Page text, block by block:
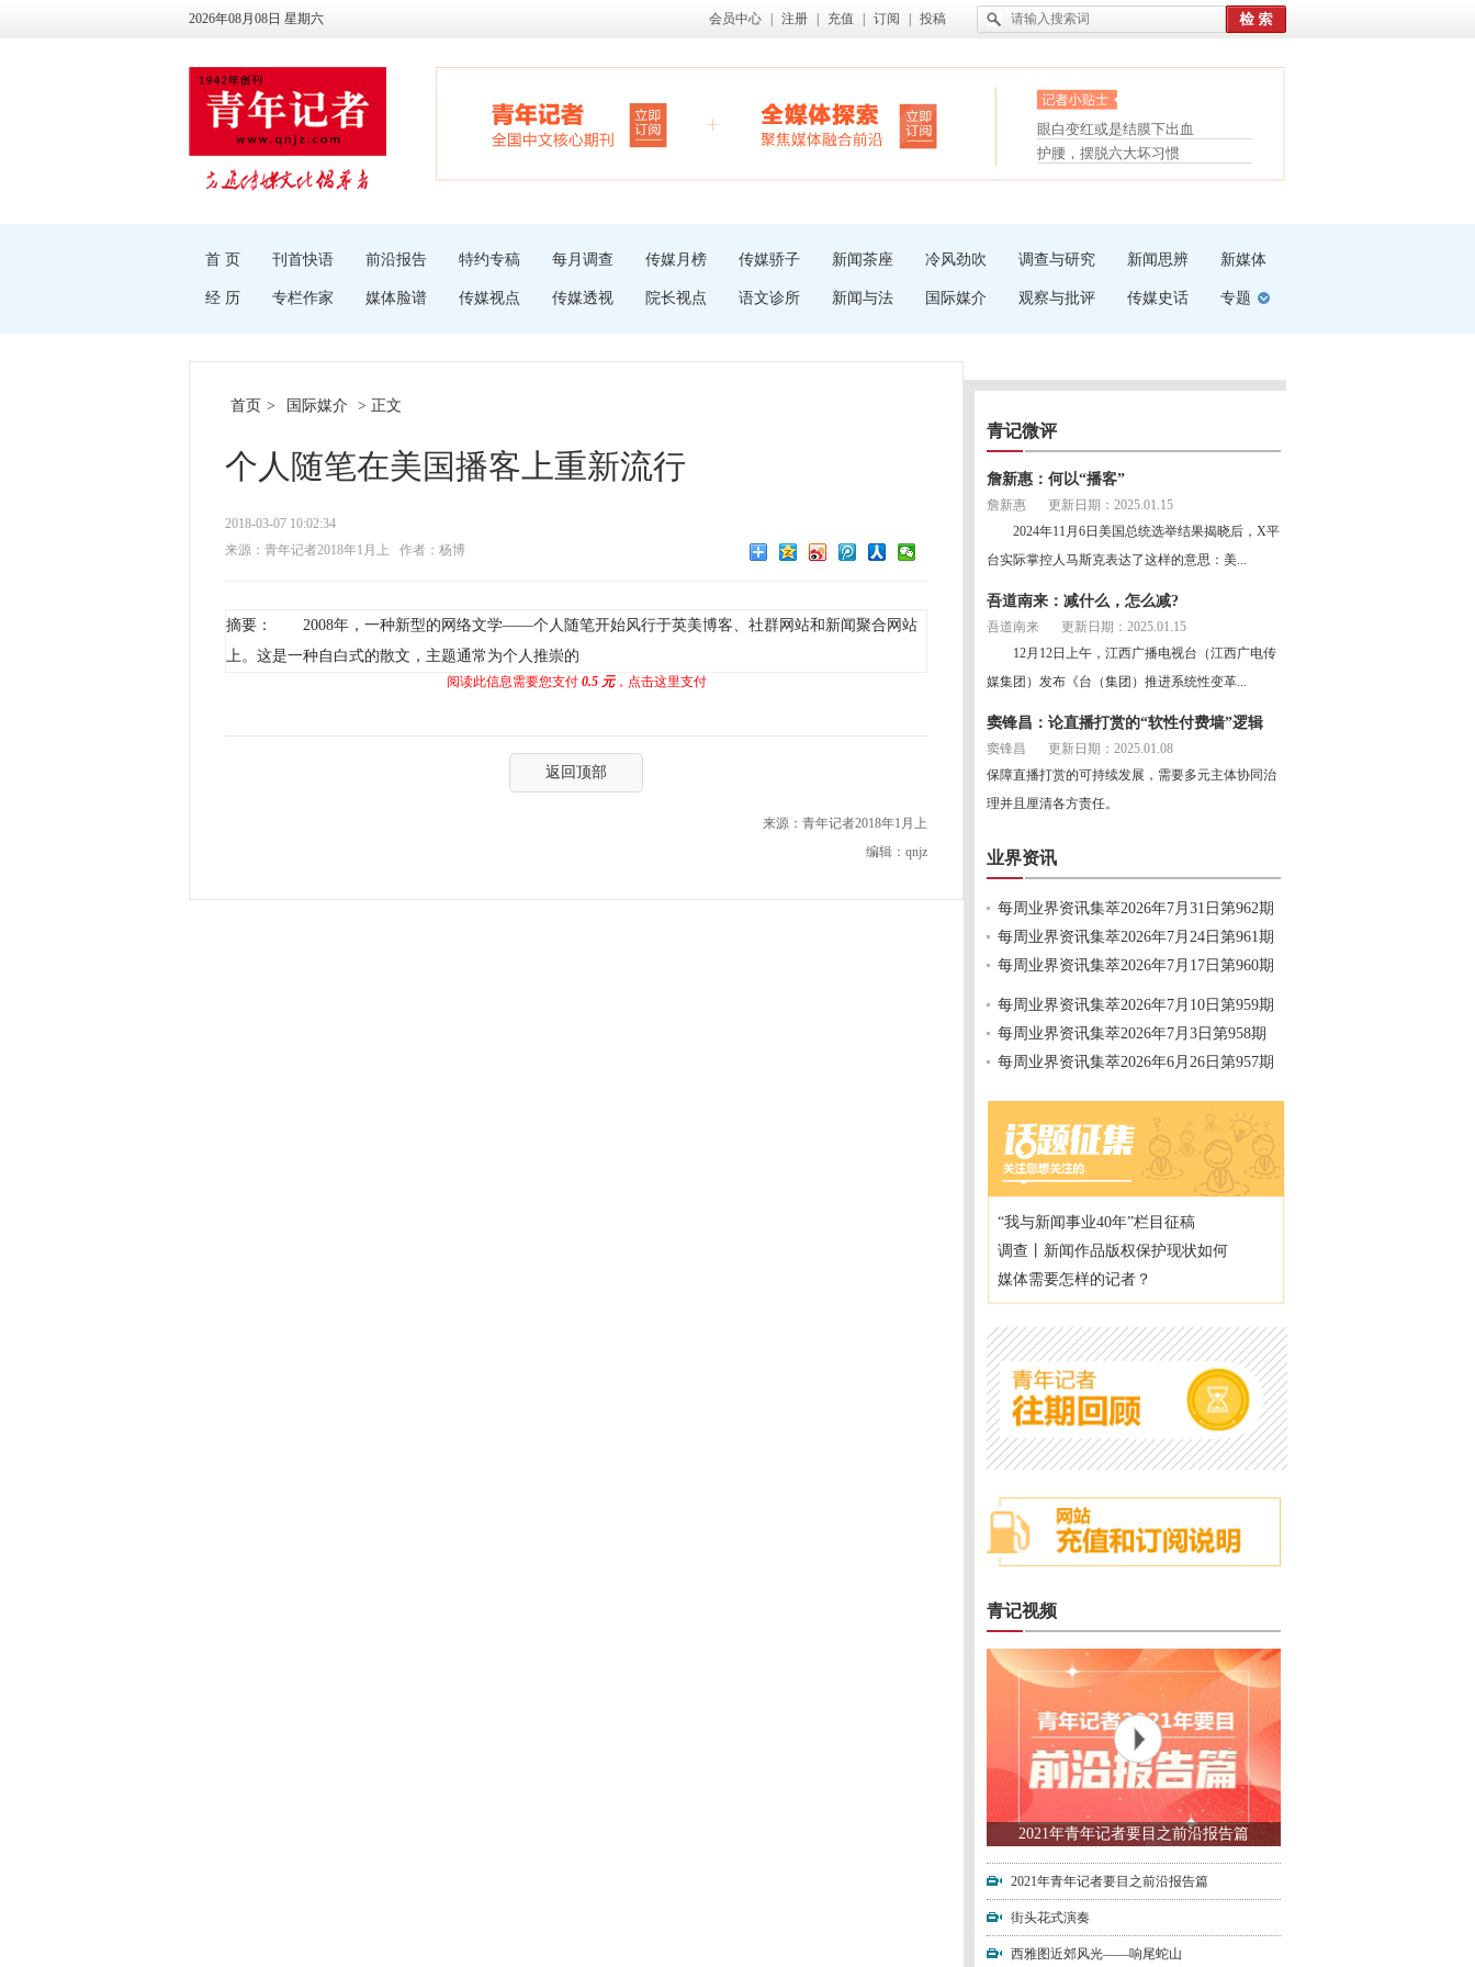
2026年08月08日 星期六 会员中心 注册 充值 订阅 投稿
眼白变红或是结膜下出血
“枝桠”“树桠”宜写成“枝...
夏天缓解疲劳有三招
护腰，摆脱六大坏习惯
受伤了冰敷还是热敷
首 页 刊首快语 前沿报告 特约专稿 每月调查 传媒月榜 传媒骄子 新闻茶座 冷风劲吹 调查与研究 新闻思辨 新媒体
经 历 专栏作家 媒体脸谱 传媒视点 传媒透视 院长视点 语文诊所 新闻与法 国际媒介 观察与批评 传媒史话 专题
首页 > 国际媒介 > 正文
个人随笔在美国播客上重新流行
2018-03-07 10:02:34
来源：青年记者2018年1月上
作者：杨博
摘要： 2008年，一种新型的网络文学——个人随笔开始风行于英美博客、社群网站和新闻聚合网站
上。这是一种自白式的散文，主题通常为个人推崇的
阅读此信息需要您支付 0.5 元，点击这里支付
返回顶部
来源：青年记者2018年1月上
编辑：qnjz
青记微评
詹新惠：何以“播客”
詹新惠
更新日期：2025.01.15
2024年11月6日美国总统选举结果揭晓后，X平
台实际掌控人马斯克表达了这样的意思：美...
吾道南来：减什么，怎么减?
吾道南来
更新日期：2025.01.15
12月12日上午，江西广播电视台（江西广电传
媒集团）发布《台（集团）推进系统性变革...
窦锋昌：论直播打赏的“软性付费墙”逻辑
窦锋昌
更新日期：2025.01.08
保障直播打赏的可持续发展，需要多元主体协同治
理并且厘清各方责任。
业界资讯
每周业界资讯集萃2026年7月31日第962期
每周业界资讯集萃2026年7月24日第961期
每周业界资讯集萃2026年7月17日第960期
每周业界资讯集萃2026年7月10日第959期
每周业界资讯集萃2026年7月3日第958期
每周业界资讯集萃2026年6月26日第957期
“我与新闻事业40年”栏目征稿
调查丨新闻作品版权保护现状如何
媒体需要怎样的记者？
青记视频
2021年青年记者要目之前沿报告篇
2021年青年记者要目之前沿报告篇
街头花式演奏
西雅图近郊风光——响尾蛇山